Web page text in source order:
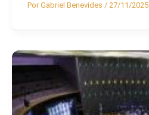
PorGabriel Benevides / 27/11/2025